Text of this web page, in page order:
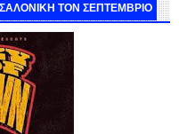
ΤΟΝ ΣΕΠΤΕΜΒΡΙΟ